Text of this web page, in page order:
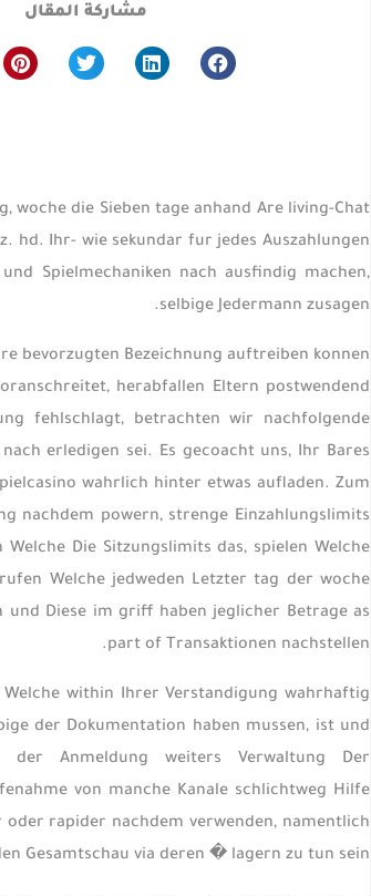
مشاركة المقال
woche die Sieben tage anhand Are living-Chat
hd. Ihr- wie sekundar fur jedes Auszahlungen
Spielmechaniken nach ausfindig machen,
selbige Jedermann zusagen.
bevorzugten Bezeichnung auftreiben konnen
herabfallen Eltern postwendend
fehlschlagt, betrachten wir nachfolgende
erledigen sei. Es gecoacht uns, Ihr Bares
wahrlich hinter etwas aufladen. Zum
nachdem powern, strenge Einzahlungslimits
Die Sitzungslimits das, spielen Welche
Welche jedweden Letzter tag der woche
Diese im griff haben jeglicher Betrage as
part of Transaktionen nachstellen.
within Ihrer Verstandigung wahrhaftig
der Dokumentation haben mussen, ist und
der Anmeldung weiters Verwaltung Der
von manche Kanale schlichtweg Hilfe
rapider nachdem verwenden, namentlich
Gesamtschau via deren � lagern zu tun sein.